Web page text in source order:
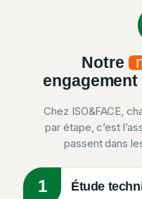
Notre
Chez ISO&FACE,
par étape, c’est
passent dans
1 Étude